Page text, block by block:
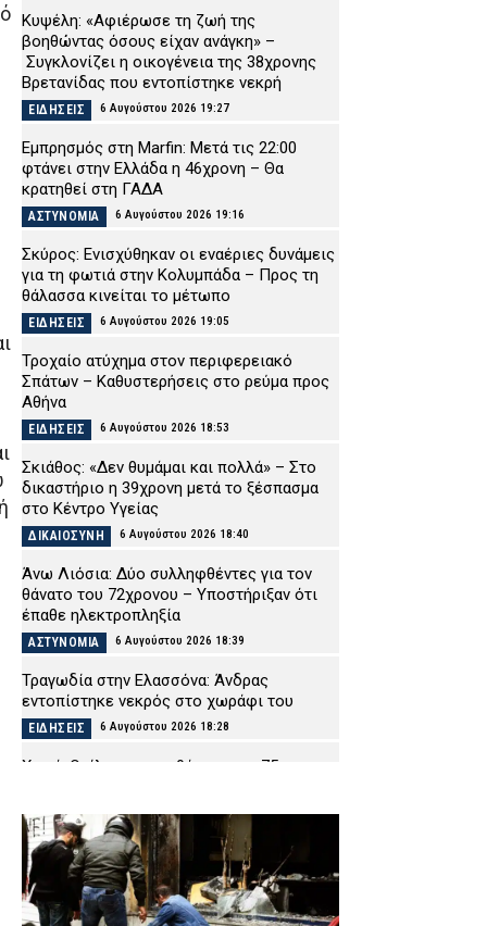
Κυψέλη: «Αφιέρωσε τη ζωή της
βοηθώντας όσους είχαν ανάγκη» –
Συγκλονίζει η οικογένεια της 38χρονης
Βρετανίδας που εντοπίστηκε νεκρή
ΕΙΔΗΣΕΙΣ 6 Αυγούστου 2026 19:27
Εμπρησμός στη Marfin: Μετά τις 22:00
φτάνει στην Ελλάδα η 46χρονη – Θα
κρατηθεί στη ΓΑΔΑ
ΑΣΤΥΝΟΜΙΑ 6 Αυγούστου 2026 19:16
Σκύρος: Ενισχύθηκαν οι εναέριες δυνάμεις
για τη φωτιά στην Κολυμπάδα – Προς τη
θάλασσα κινείται το μέτωπο
ΕΙΔΗΣΕΙΣ 6 Αυγούστου 2026 19:05
Τροχαίο ατύχημα στον περιφερειακό
Σπάτων – Καθυστερήσεις στο ρεύμα προς
Αθήνα
ΕΙΔΗΣΕΙΣ 6 Αυγούστου 2026 18:53
Σκιάθος: «Δεν θυμάμαι και πολλά» – Στο
δικαστήριο η 39χρονη μετά το ξέσπασμα
στο Κέντρο Υγείας
ΔΙΚΑΙΟΣΥΝΗ 6 Αυγούστου 2026 18:40
Άνω Λιόσια: Δύο συλληφθέντες για τον
θάνατο του 72χρονου – Υποστήριξαν ότι
έπαθε ηλεκτροπληξία
ΑΣΤΥΝΟΜΙΑ 6 Αυγούστου 2026 18:39
Τραγωδία στην Ελασσόνα: Άνδρας
εντοπίστηκε νεκρός στο χωράφι του
ΕΙΔΗΣΕΙΣ 6 Αυγούστου 2026 18:28
Χανιά: Θρίλερ με τον θάνατο της 75χρονης
ΑΣΤΥΝΟΜΙΑ 6 Αυγούστου 2026 18:15
Αλεξανδρούπολη: Άνδρας έδειχνε τα
γεννητικά του όργανα σε ανήλικα κορίτσια
– Είχε συλληφθεί για το ίδιο αδίκημα